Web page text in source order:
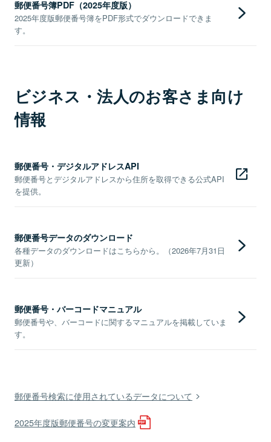
郵便番号簿PDF（2025年度版）
2025年度版郵便番号簿をPDF形式でダウンロードできま
す。
ビジネス・法人のお客さま向け
情報
郵便番号・デジタルアドレスAPI
郵便番号とデジタルアドレスから住所を取得できる公式API
を提供。
郵便番号データのダウンロード
各種データのダウンロードはこちらから。（2026年7月31日
更新）
郵便番号・バーコードマニュアル
郵便番号や、バーコードに関するマニュアルを掲載していま
す。
郵便番号検索に使用されているデータについて
2025年度版郵便番号の変更案内